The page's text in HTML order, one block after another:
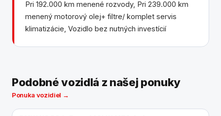
Pri 192.000 km menené rozvody, Pri 239.000 km
menený motorový olej+ filtre/ komplet servis
klimatizácie, Vozidlo bez nutných investícií
Podobné vozidlá z našej ponuky
Ponuka vozidiel →